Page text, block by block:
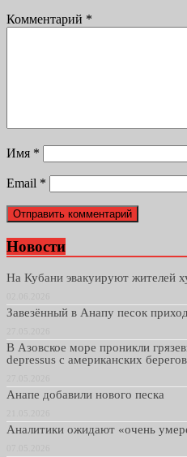
Комментарий *
Имя *
Email *
Новости
На Кубани эвакуируют жителей
Завезённый в Анапу песок
В Азовское море проникли
depressus с американских
Анапе добавили нового песка
Аналитики ожидают «очень